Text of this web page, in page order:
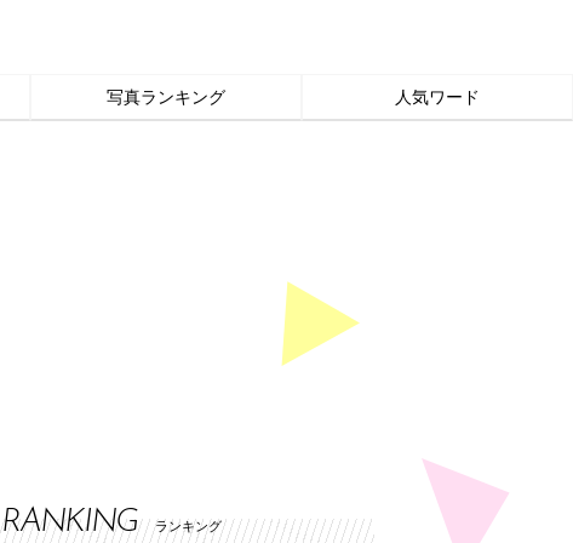
写真ランキング 人気ワード
RANKING ランキング